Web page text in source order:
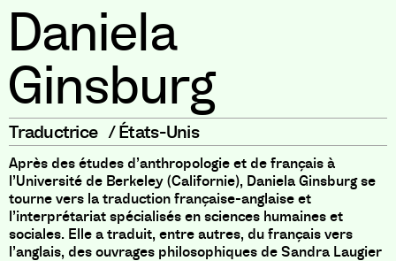
Daniela
Ginsburg
Traductrice /États-Unis
Après des études d’anthropologie et de français à
l’Université de Berkeley (Californie), Daniela Ginsburg se
tourne vers la traduction française-anglaise et
l’interprétariat spécialisés en sciences humaines et
sociales. Elle a traduit, entre autres, du français vers
l’anglais, des ouvrages philosophiques de Sandra Laugier